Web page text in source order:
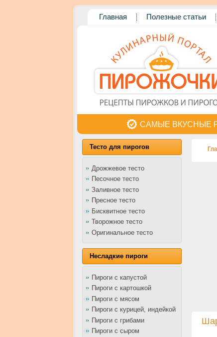
Главная Полезные статьи
САМЫЕ ВКУСНЫЕ
Тесто для пирогов
Дрожжевое тесто
Песочное тесто
Заливное тесто
Пресное тесто
Бисквитное тесто
Творожное тесто
Оригинальное тесто
Несладкие пироги
Пироги с капустой
Пироги с картошкой
Пироги с мясом
Пироги с курицей, индейкой
Пироги с грибами
Пироги с сыром